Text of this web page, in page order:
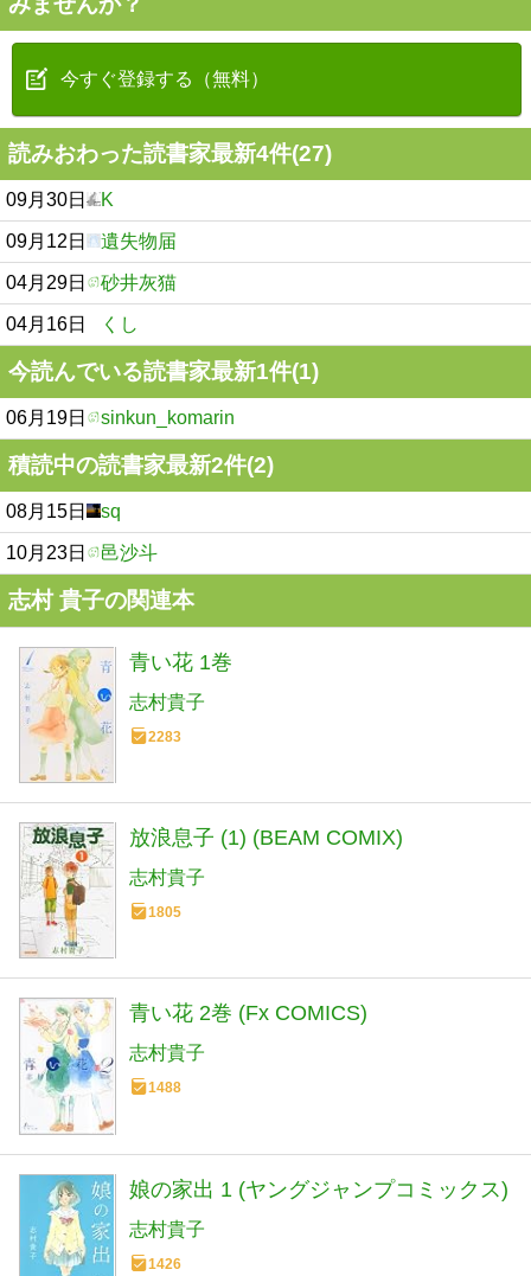
今すぐ登録する（無料）
読みおわった読書家最新4件(27)
09月30日 K
09月12日 遺失物届
04月29日 砂井灰猫
04月16日 くし
今読んでいる読書家最新1件(1)
06月19日 sinkun_komarin
積読中の読書家最新2件(2)
08月15日 sq
10月23日 邑沙斗
志村 貴子の関連本
青い花 1巻
志村貴子
2283
放浪息子 (1) (BEAM COMIX)
志村貴子
1805
青い花 2巻 (Fx COMICS)
志村貴子
1488
娘の家出 1 (ヤングジャンプコミックス)
志村貴子
1426